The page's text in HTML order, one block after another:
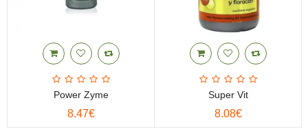
Cosecha y Secado
Productos CBD
Power Zyme
8.47€
Super Vit
8.08€